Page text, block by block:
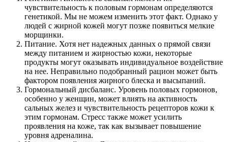
чувствительность к половым гормонам определяются
генетикой. Мы не можем изменить этот факт. Однако у
людей с жирной кожей могут позже появиться мелкие
морщинки.
Питание. Хотя нет надежных данных о прямой связи
между питанием и жирностью кожи, некоторые
продукты могут оказывать индивидуальное воздействие
на нее. Неправильно подобранный рацион может быть
фактором появления жирного блеска и высыпаний.
Гормональный дисбаланс. Уровень половых гормонов,
особенно у женщин, может влиять на активность
сальных желез и чувствительность рецепторов кожи к
этим гормонам. Стресс также может усилить
проявления на коже, так как вызывает повышение
уровня адреналина.